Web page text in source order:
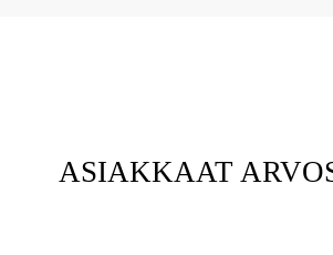
ASIAKKAAT